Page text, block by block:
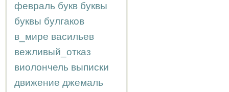
февраль букв буквы
буквы булгаков
в_мире васильев
вежливый_отказ
виолончель выписки
движение джемаль